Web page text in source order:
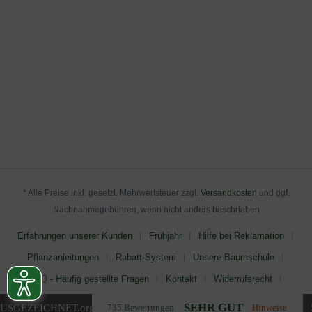
.org 735 Bewertungen SEHR GUT Hinweise
* Alle Preise inkl. gesetzl. Mehrwertsteuer zzgl. Versandkosten und ggf.
Nachnahmegebühren, wenn nicht anders beschrieben
Erfahrungen unserer Kunden Frühjahr Hilfe bei Reklamation
Pflanzanleitungen Rabatt-System Unsere Baumschule
FAQ - Häufig gestellte Fragen Kontakt Widerrufsrecht